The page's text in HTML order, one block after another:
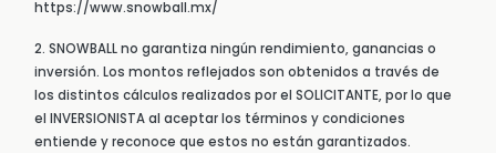
https://www.snowball.mx/
2. SNOWBALL no garantiza ningún rendimiento, ganancias o
inversión. Los montos reflejados son obtenidos a través de
los distintos cálculos realizados por el SOLICITANTE, por lo que
el INVERSIONISTA al aceptar los términos y condiciones
entiende y reconoce que estos no están garantizados.